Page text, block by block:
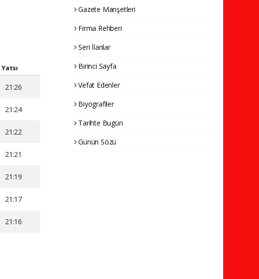
Yatsı
21:26
21:24
21:22
21:21
21:19
21:17
21:16
Gazete Manşetleri
Firma Rehberi
Seri İlanlar
Birinci Sayfa
Vefat Edenler
Biyografiler
Tarihte Bugün
Günün Sözü